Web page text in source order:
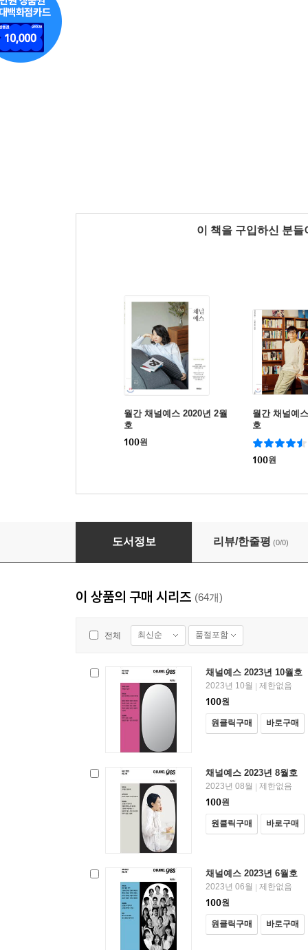
이 책을 구입하신 분
월간 채널예스 2020년 2월
호
100원
월간 채널예
호
100원
월간 채널예스 2020년 8월호
도서정보 리뷰/한줄평 (0/0)
이 상품의 구매 시리즈 (64개)
전체 최신순 품절포함
채널예스 2023년 10월호
2023년 10월 | 제한없음
100원
원클릭구매 바로구매
채널예스 2023년 8월호
2023년 08월 | 제한없음
100원
원클릭구매 바로구매
채널예스 2023년 6월호
2023년 06월 | 제한없음
100원
원클릭구매 바로구매